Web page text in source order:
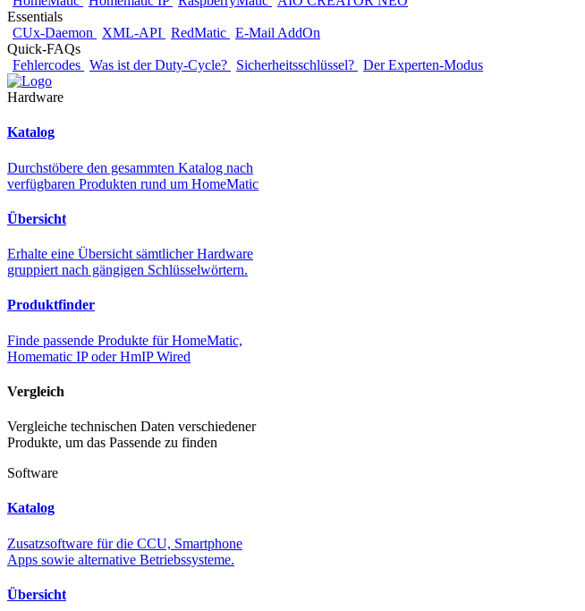
Essentials
CUx-Daemon
XML-API RedMatic E-Mail AddOn
Quick-FAQs
Fehlercodes Was ist der Duty-Cycle? Sicherheitsschlüssel? Der Experten-Modus
Hardware
Katalog
Durchstöbere den gesammten Katalog nach
verfügbaren Produkten rund um HomeMatic
Übersicht
Erhalte eine Übersicht sämtlicher Hardware
gruppiert nach gängigen Schlüsselwörtern.
Produktfinder
Finde passende Produkte für HomeMatic,
Homematic IP oder HmIP Wired
Vergleich
Vergleiche technischen Daten verschiedener
Produkte, um das Passende zu finden
Software
Katalog
Zusatzsoftware für die CCU, Smartphone
Apps sowie alternative Betriebssysteme.
Übersicht